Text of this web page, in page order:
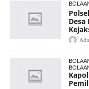
Desa